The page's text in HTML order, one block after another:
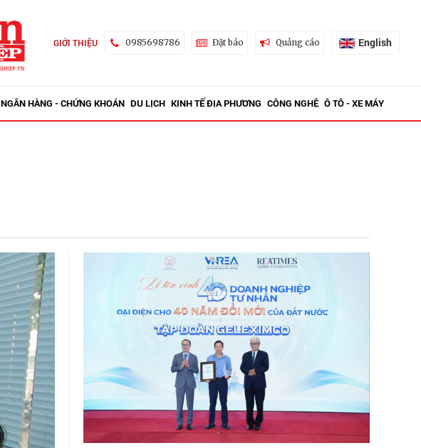
GIỚI THIỆU 0985698786 Đặt báo Quảng cáo English
NGÂN HÀNG - CHỨNG KHOÁN DU LỊCH KINH TẾ ĐỊA PHƯƠNG CÔNG NGHỆ Ô TÔ - XE MÁY